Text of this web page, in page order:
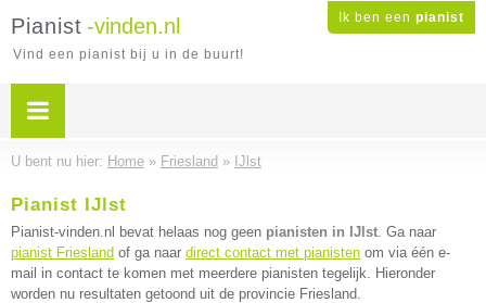
Ik ben een pianist
Pianist -vinden.nl
Vind een pianist bij u in de buurt!
U bent nu hier: Home » Friesland » IJlst
Pianist IJlst
Pianist-vinden.nl bevat helaas nog geen pianisten in IJlst. Ga naar
pianist Friesland of ga naar direct contact met pianisten om via één e-
mail in contact te komen met meerdere pianisten tegelijk. Hieronder
worden nu resultaten getoond uit de provincie Friesland.